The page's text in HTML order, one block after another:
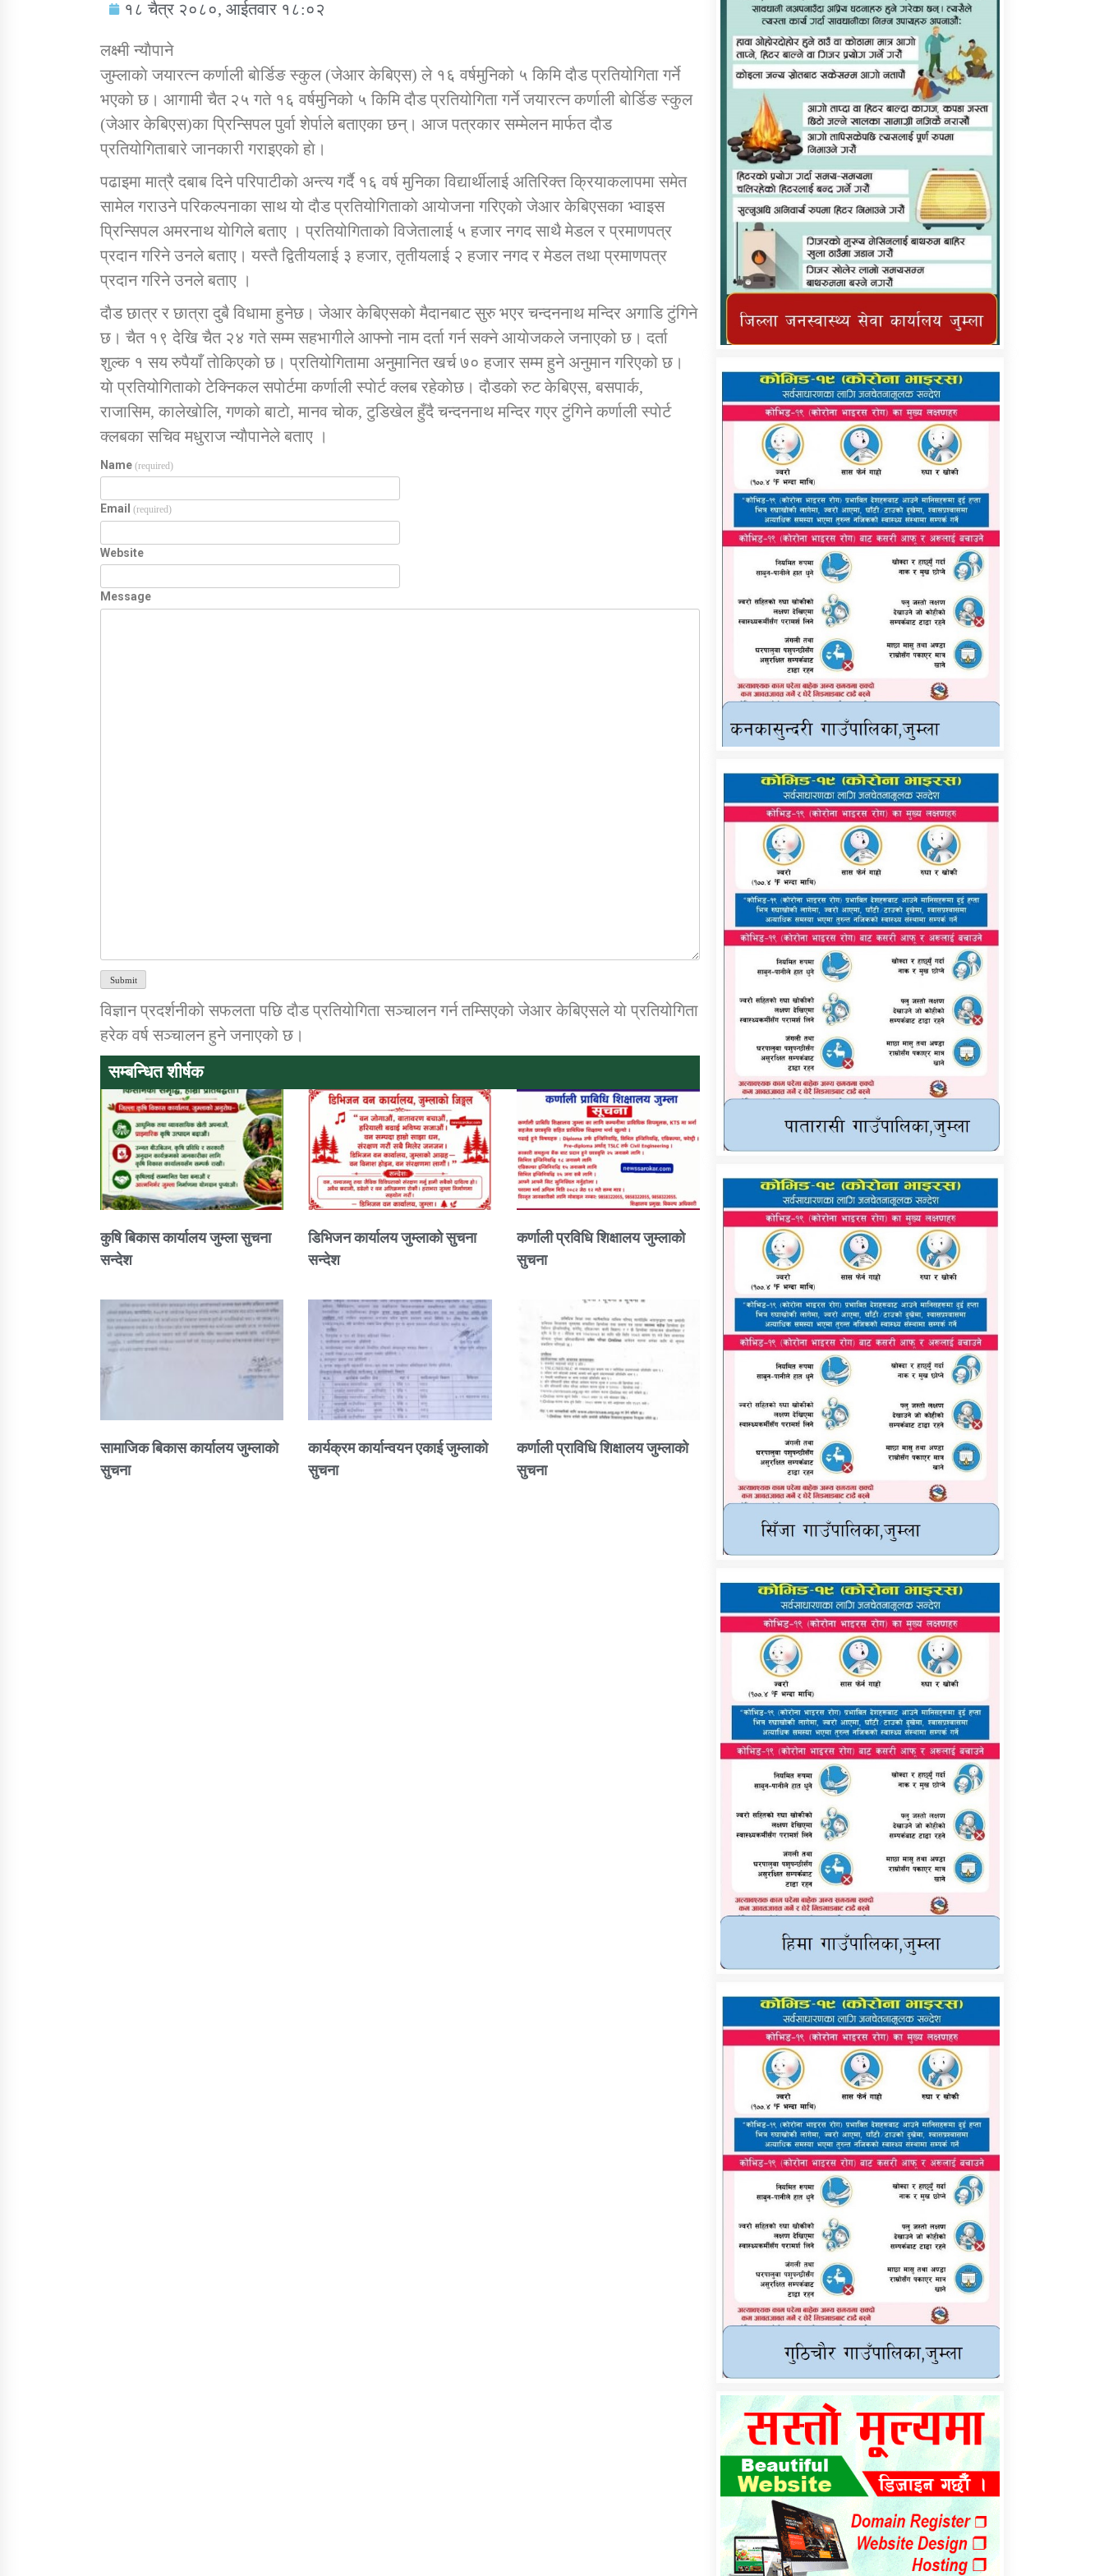
सामाजिक बिकास कार्यालय जुम्लाकाे सुचना कार्यक्रम कार्यान्वयन एकाई जुम्लाको सुचना कर्णाली प्राविधि शिक्षालय जुम्लाको सुचना
तातोपानी गाउँपालिकाको न्यायिक समिति सम्बन्धी
सन्देश
लैङ्गिक हिंसा सम्बन्धी सूचना सन्देश
तातोपानी गाउँपालिका जुम्लाको महिनावारी
तातोपानी गाउँपालिका जुम्लाको बालविवाह सन्देश तातोपानी गाउँपालिका जुम्लाको सूचना
१८ चैत्र २०८०, आईतवार १८:०२
लक्ष्मी न्याैपाने
जुम्लाकाे जयारत्न कर्णाली बाेर्डिङ स्कुल (जेआर केबिएस) ले १६ वर्षमुनिको ५ किमि दाैड प्रतियोगिता गर्ने
भएकाे छ। आगामी चैत २५ गते १६ वर्षमुनिको ५ किमि दाैड प्रतियोगिता गर्ने जयारत्न कर्णाली बाेर्डिङ स्कुल
(जेआर केबिएस)का प्रिन्सिपल पुर्वा शेर्पाले बताएका छन्। आज पत्रकार सम्मेलन मार्फत दाैड
प्रतियोगिताबारे जानकारी गराइएको हाे।
पढाइमा मात्रै दबाब दिने परिपाटीकाे अन्त्य गर्दै १६ वर्ष मुनिका विद्यार्थीलाई अतिरिक्त क्रियाकलापमा समेत
सामेल गराउने परिकल्पनाका साथ याे दाैड प्रतियोगिताकाे आयाेजना गरिएकाे जेआर केबिएसका भ्वाइस
प्रिन्सिपल अमरनाथ याेगिले बताए । प्रतियोगिताकाे विजेतालाई ५ हजार नगद साथै मेडल र प्रमाणपत्र
प्रदान गरिने उनले बताए। यस्तै द्वितीयलाई ३ हजार, तृतीयलाई २ हजार नगद र मेडल तथा प्रमाणपत्र
प्रदान गरिने उनले बताए ।
दाैड छात्र र छात्रा दुबै विधामा हुनेछ। जेआर केबिएसकाे मैदानबाट सुरु भएर चन्दननाथ मन्दिर अगाडि टुंगिने
छ। चैत १९ देखि चैत २४ गते सम्म सहभागीले आफ्नाे नाम दर्ता गर्न सक्ने आयाेजकले जनाएको छ। दर्ता
शुल्क १ सय रुपैयाँ ताेकिएकाे छ। प्रतियोगितामा अनुमानित खर्च ७० हजार सम्म हुने अनुमान गरिएको छ।
याे प्रतियोगिताकाे टेक्निकल सपाेर्टमा कर्णाली स्पाेर्ट क्लब रहेकाेछ। दाैडकाे रुट केबिएस, बसपार्क,
राजासिम, कालेखाेलि, गणकाे बाटाे, मानव चाेक, टुडिखेल हुँदै चन्दननाथ मन्दिर गएर टुंगिने कर्णाली स्पाेर्ट
क्लबका सचिव मधुराज न्याैपानेले बताए ।
Name (required)
Email (required)
Website
Message
Submit
विज्ञान प्रदर्शनीकाे सफलता पछि दाैड प्रतियाेगिता सञ्चालन गर्न तम्सिएकाे जेआर केबिएसले याे प्रतियोगिता
हरेक वर्ष सञ्चालन हुने जनाएको छ।
सम्बन्धित शीर्षक
कुषि बिकास कार्यालय जुम्ला सुचना
सन्देश
डिभिजन कार्यालय जुम्लाको सुचना
सन्देश
कर्णाली प्रविधि शिक्षालय जुम्लाको
सुचना
सामाजिक बिकास कार्यालय जुम्लाकाे
सुचना
कार्यक्रम कार्यान्वयन एकाई जुम्लाको
सुचना
कर्णाली प्राविधि शिक्षालय जुम्लाको
सुचना